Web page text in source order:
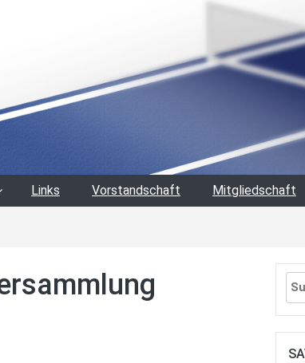
Links Vorstandschaft Mitgliedschaft